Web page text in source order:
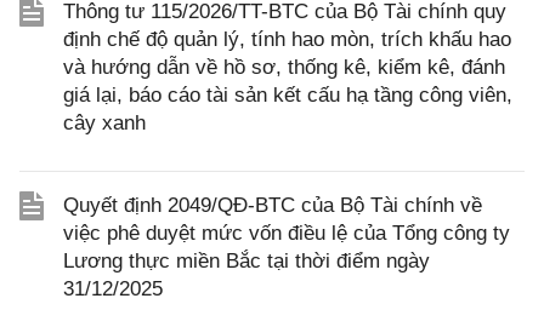
Thông tư 115/2026/TT-BTC của Bộ Tài chính quy
định chế độ quản lý, tính hao mòn, trích khấu hao
và hướng dẫn về hồ sơ, thống kê, kiểm kê, đánh
giá lại, báo cáo tài sản kết cấu hạ tầng công viên,
cây xanh
Quyết định 2049/QĐ-BTC của Bộ Tài chính về
việc phê duyệt mức vốn điều lệ của Tổng công ty
Lương thực miền Bắc tại thời điểm ngày
31/12/2025